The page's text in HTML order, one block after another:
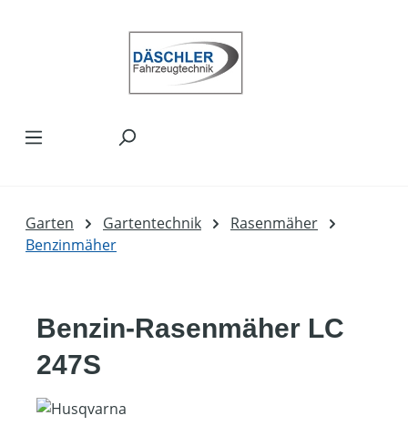
Garten Gartentechnik
Rasenmäher
Benzinmäher
Benzin-Rasenmäher LC
247S